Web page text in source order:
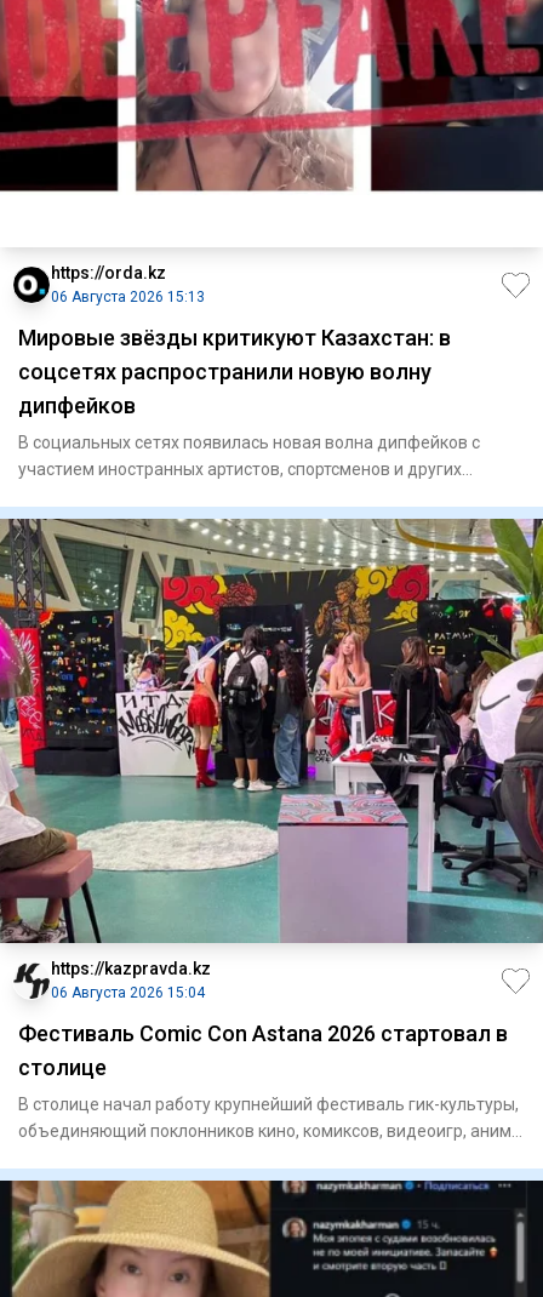
https://orda.kz
06 Августа 2026 15:13
Мировые звёзды критикуют Казахстан: в
соцсетях распространили новую волну
дипфейков
В социальных сетях появилась новая волна дипфейков с
участием иностранных артистов, спортсменов и других
https://kazpravda.kz
06 Августа 2026 15:04
Фестиваль Comic Con Astana 2026 стартовал в
столице
В столице начал работу крупнейший фестиваль гик-культуры,
объединяющий поклонников кино, комиксов, видеоигр, аниме